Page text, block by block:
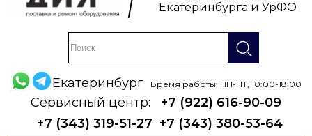
Екатеринбурга и УрФО
Екатеринбург Время работы: ПН-ПТ, 10:00-18:00
Сервисный центр:
+7 (922) 616-90-09
+7 (343) 319-51-27 +7 (343) 380-53-64